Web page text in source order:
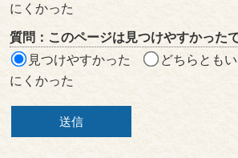
にくかった
質問：このページは見つけやすかった
見つけやすかった
どちらとも
にくかった